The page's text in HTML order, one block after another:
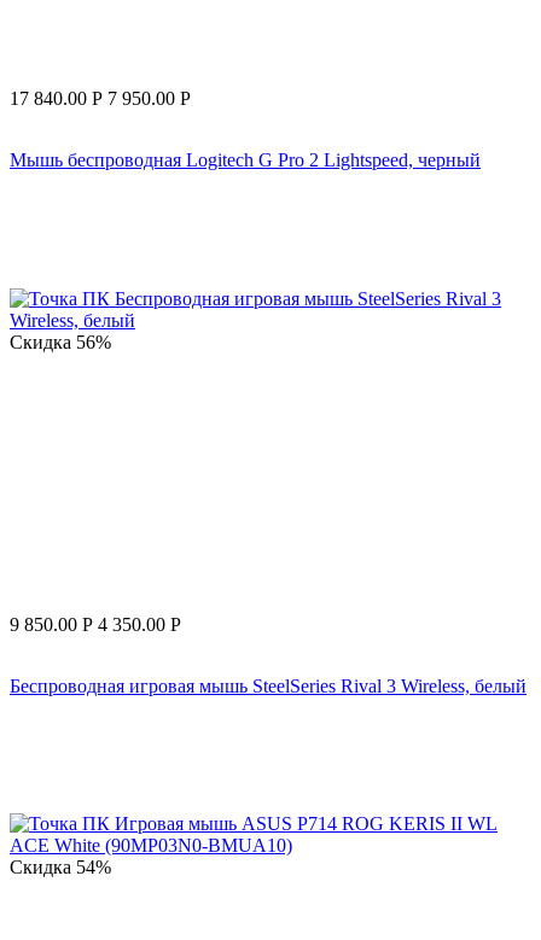
17 840.00 Р 7 950.00 Р
Мышь беспроводная Logitech G Pro 2 Lightspeed, черный
Скидка 56%
9 850.00 Р 4 350.00 Р
Беспроводная игровая мышь SteelSeries Rival 3 Wireless, белый
Скидка 54%